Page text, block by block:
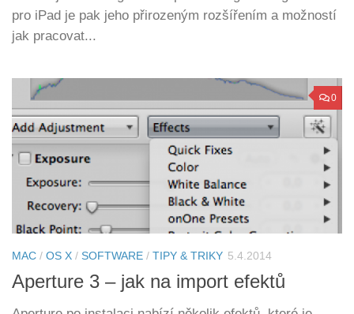
pro iPad je pak jeho přirozeným rozšířením a možností
jak pracovat...
0
MAC / OS X / SOFTWARE / TIPY & TRIKY 5.4.2014
Aperture 3 – jak na import efektů